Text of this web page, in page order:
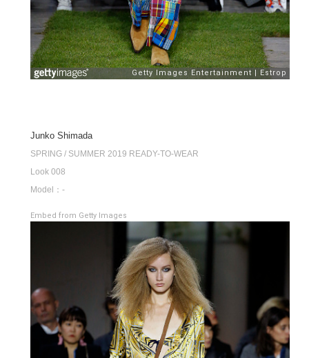
Junko Shimada
SPRING / SUMMER 2019 READY-TO-WEAR
Look 008
Model：-
Embed from Getty Images